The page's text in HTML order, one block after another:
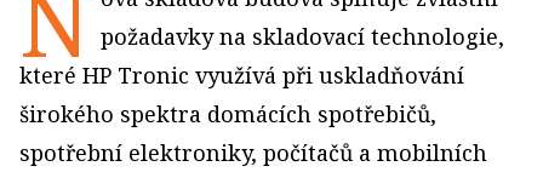
požadavky na skladovací technologie,
které HP Tronic využívá při uskladňování
širokého spektra domácích spotřebičů,
spotřební elektroniky, počítačů a mobilních